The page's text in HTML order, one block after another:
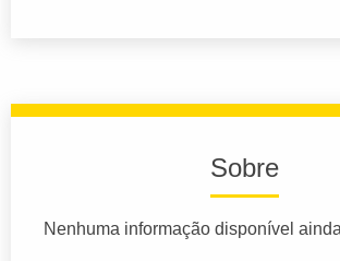
Sobre
Nenhuma informação disponível